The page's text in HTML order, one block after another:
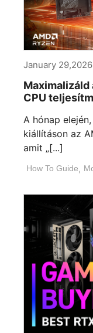
January 29,2026
Maximalizáld
CPU
A hónap
kiállításon az
amit „[...]
How To Guide,